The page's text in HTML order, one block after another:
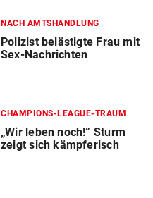
NACH AMTSHANDLUNG
Polizist belästigte Frau mit
Sex-Nachrichten
CHAMPIONS-LEAGUE-TRAUM
„Wir leben noch!“ Sturm
zeigt sich kämpferisch